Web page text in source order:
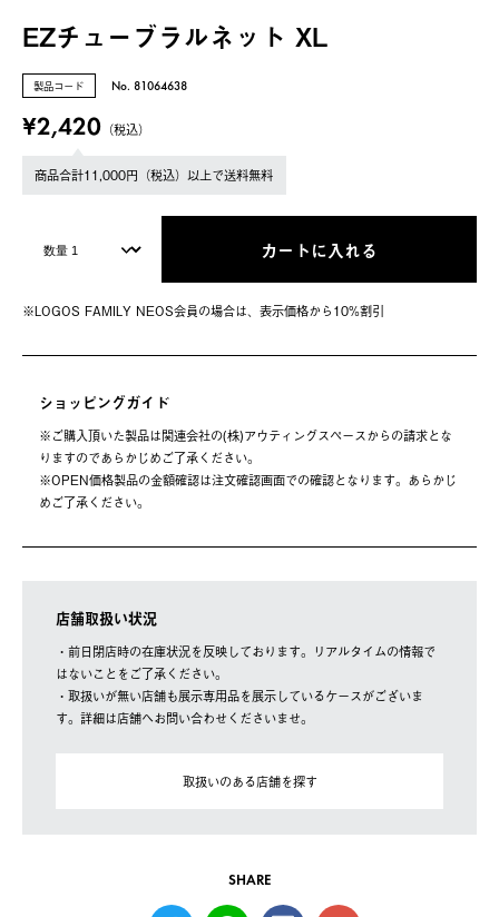
EZチューブラルネット XL
製品コード No. 81064638
¥2,420 （税込）
商品合計11,000円（税込）以上で送料無料
カートに入れる
※LOGOS FAMILY NEOS会員の場合は、表⽰価格から10%割引
ショッピングガイド
※ご購⼊頂いた製品は関連会社の(株)アウティングスペースからの請求とな
りますのであらかじめご了承ください。
※OPEN価格製品の⾦額確認は注⽂確認画⾯での確認となります。あらかじ
めご了承ください。
店舗取扱い状況
・前日閉店時の在庫状況を反映しております。リアルタイムの情報で
はないことをご了承ください。
・取扱いが無い店舗も展示専用品を展示しているケースがございま
す。詳細は店舗へお問い合わせくださいませ。
取扱いのある店舗を探す
SHARE